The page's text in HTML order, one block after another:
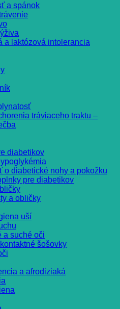
a spánok
a laktózová intolerancia
tráviaceho traktu –
diabetikov
o diabetické nohy a pokožku
pre diabetikov
a obličky
uší
a suché oči
šošovky
a afrodiziaká